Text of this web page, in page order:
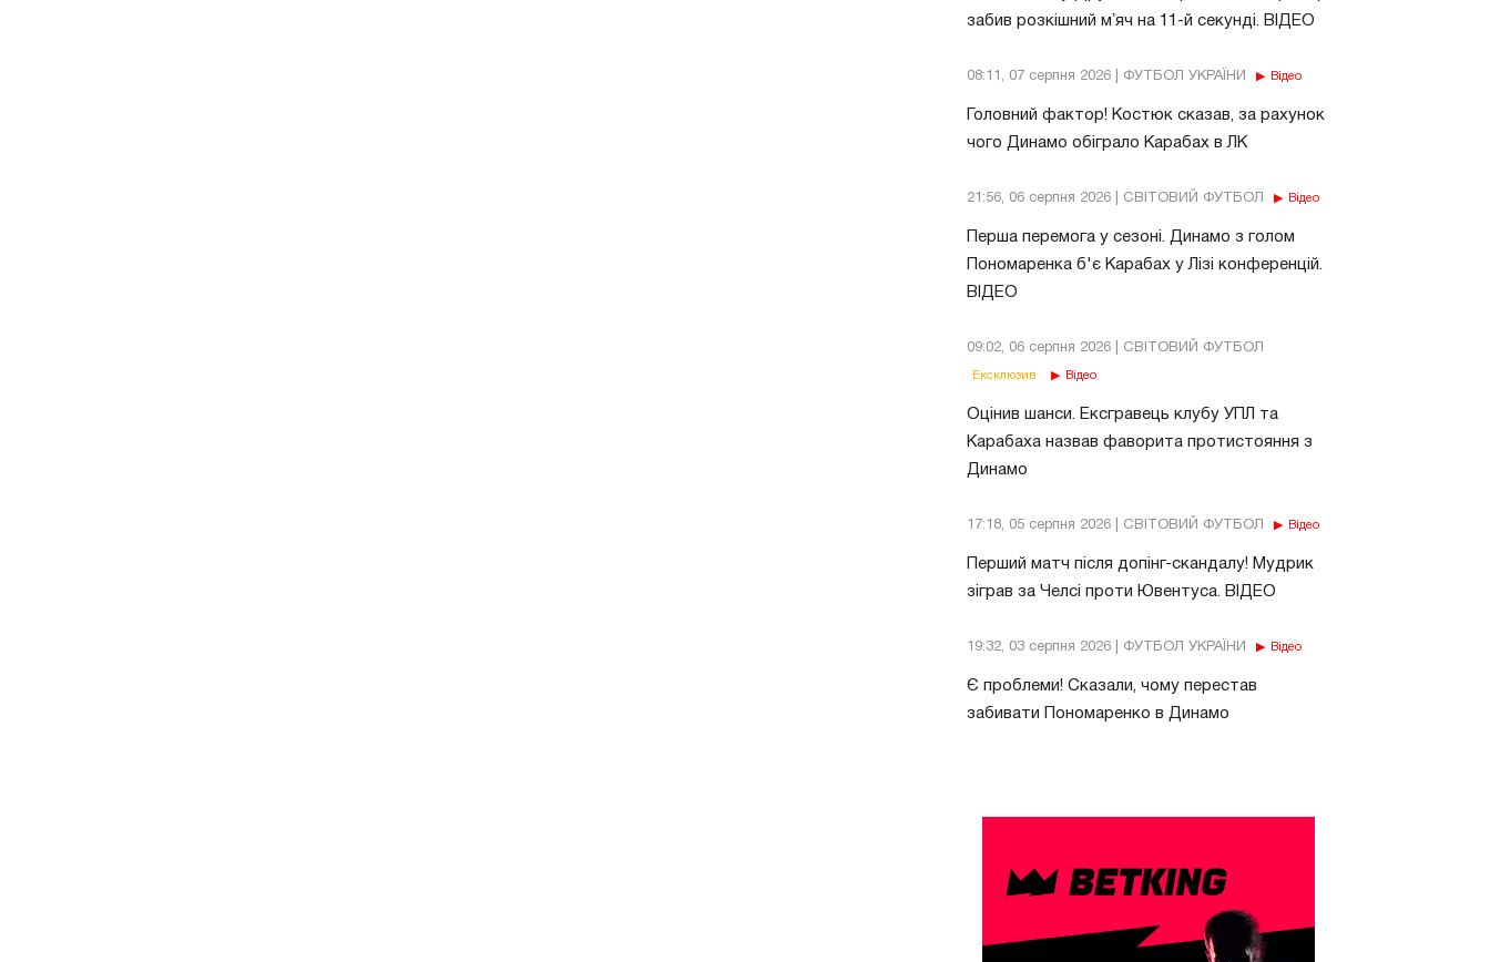
забив розкішний мʼяч на 11-й секунді. ВІДЕО
08:11, 07 серпня 2026 | ФУТБОЛ УКРАЇНИ Відео
Головний фактор! Костюк сказав, за рахунок
чого Динамо обіграло Карабах в ЛК
21:56, 06 серпня 2026 | СВІТОВИЙ ФУТБОЛ Відео
Перша перемога у сезоні. Динамо з голом
Пономаренка б'є Карабах у Лізі конференцій.
ВІДЕО
09:02, 06 серпня 2026 | СВІТОВИЙ ФУТБОЛ
Ексклюзив Відео
Оцінив шанси. Ексгравець клубу УПЛ та
Карабаха назвав фаворита протистояння з
Динамо
17:18, 05 серпня 2026 | СВІТОВИЙ ФУТБОЛ Відео
Перший матч після допінг-скандалу! Мудрик
зіграв за Челсі проти Ювентуса. ВІДЕО
19:32, 03 серпня 2026 | ФУТБОЛ УКРАЇНИ Відео
Є проблеми! Сказали, чому перестав
забивати Пономаренко в Динамо